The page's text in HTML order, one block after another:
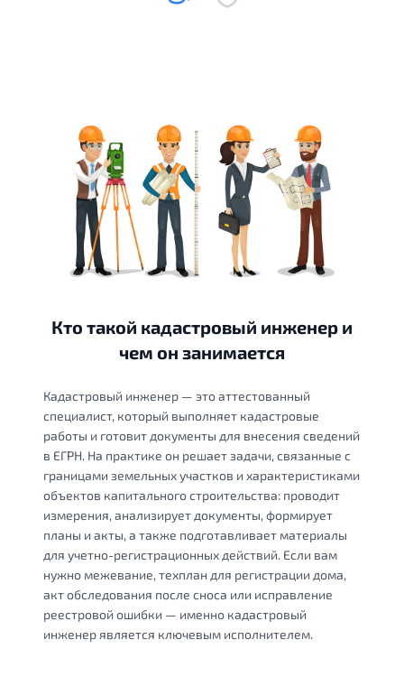
Кто такой кадастровый инженер и
чем он занимается
Кадастровый инженер — это аттестованный
специалист, который выполняет кадастровые
работы и готовит документы для внесения сведений
в ЕГРН. На практике он решает задачи, связанные с
границами земельных участков и характеристиками
объектов капитального строительства: проводит
измерения, анализирует документы, формирует
планы и акты, а также подготавливает материалы
для учетно-регистрационных действий. Если вам
нужно межевание, техплан для регистрации дома,
акт обследования после сноса или исправление
реестровой ошибки — именно кадастровый
инженер является ключевым исполнителем.